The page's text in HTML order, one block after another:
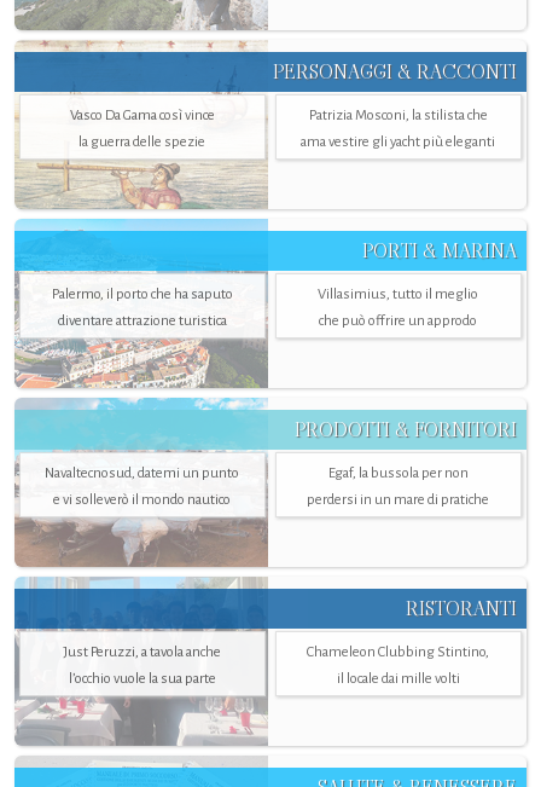
PERSONAGGI & RACCONTI
Vasco Da Gama così vince
la guerra delle spezie
Patrizia Mosconi, la stilista che
ama vestire gli yacht più eleganti
PORTI & MARINA
Palermo, il porto che ha saputo
diventare attrazione turistica
Villasimius, tutto il meglio
che può offrire un approdo
PRODOTTI & FORNITORI
Navaltecnosud, datemi un punto
e vi solleverò il mondo nautico
Egaf, la bussola per non
perdersi in un mare di pratiche
RISTORANTI
Just Peruzzi, a tavola anche
l’occhio vuole la sua parte
Chameleon Clubbing Stintino,
il locale dai mille volti